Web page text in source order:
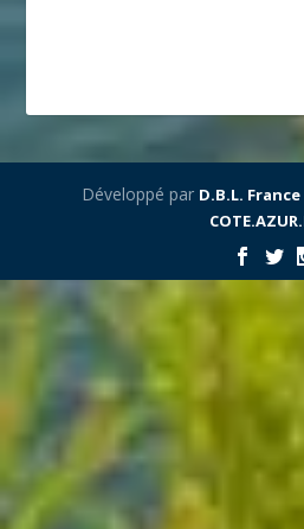
Développé par D.B.L. France